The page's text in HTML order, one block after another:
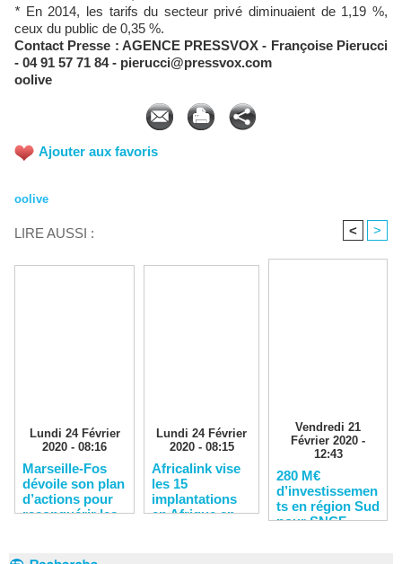
* En 2014, les tarifs du secteur privé diminuaient de 1,19 %,
ceux du public de 0,35 %.
Contact Presse : AGENCE PRESSVOX - Françoise Pierucci
- 04 91 57 71 84 - pierucci@pressvox.com
oolive
Ajouter aux favoris
oolive
LIRE AUSSI : < >
Lundi 24 Février
2020 - 08:16
Marseille-Fos
dévoile son plan
d’actions pour
reconquérir les
Lundi 24 Février
2020 - 08:15
Africalink vise
les 15
implantations
en Afrique en
Vendredi 21
Février 2020 -
12:43
280 M€
d’investissemen
ts en région Sud
pour SNCF